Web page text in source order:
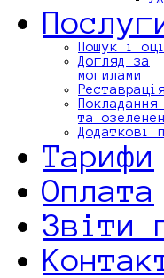
Пошук і
Догляд за
могилами
Реставрація
Покладання
та
Додаткові
Тарифи
Оплата
Звіти